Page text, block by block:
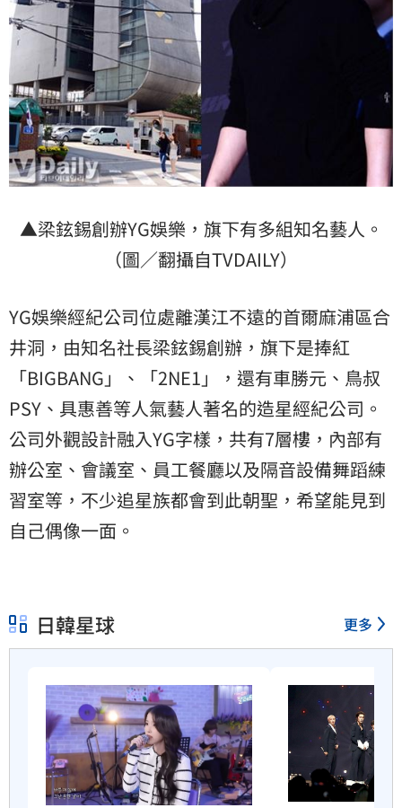
▲梁鉉錫創辦YG娛樂，旗下有多組知名藝人。
（圖／翻攝自TVDAILY）
YG娛樂經紀公司位處離漢江不遠的首爾麻浦區合
井洞，由知名社長梁鉉錫創辦，旗下是捧紅
「BIGBANG」、「2NE1」，還有車勝元、鳥叔
PSY、具惠善等人氣藝人著名的造星經紀公司。
公司外觀設計融入YG字樣，共有7層樓，內部有
辦公室、會議室、員工餐廳以及隔音設備舞蹈練
習室等，不少追星族都會到此朝聖，希望能見到
自己偶像一面。
日韓星球 更多